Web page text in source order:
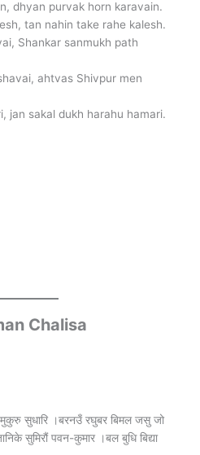
dhyan purvak horn karavain.
tan nahin take rahe kalesh.
Shankar sanmukh path
ahtvas Shivpur men
jan sakal dukh harahu hamari.
Chalisa
सुधारि ।बरनउँ रघुबर बिमल जसु जो
सुमिरौं पवन-कुमार ।बल बुधि बिद्या